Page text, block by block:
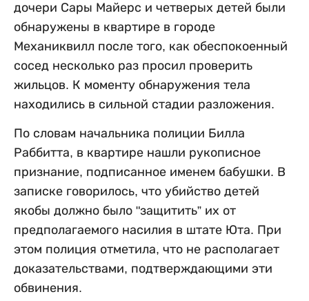
дочери Сары Майерс и четверых детей были
обнаружены в квартире в городе
Механиквилл после того, как обеспокоенный
сосед несколько раз просил проверить
жильцов. К моменту обнаружения тела
находились в сильной стадии разложения.
По словам начальника полиции Билла
Раббитта, в квартире нашли рукописное
признание, подписанное именем бабушки. В
записке говорилось, что убийство детей
якобы должно было "защитить” их от
предполагаемого насилия в штате Юта. При
этом полиция отметила, что не располагает
доказательствами, подтверждающими эти
обвинения.